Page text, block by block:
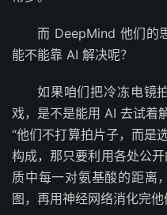
而 DeepMind 他们的
能不能靠 AI 解决呢？
如果咱们把冷冻电镜
戏，是不是能用 AI 去试着
“他们不打算拍片子，而是
构成，那只要利用各处公
质中每一对氨基酸的距离
图，再用神经网络消化完